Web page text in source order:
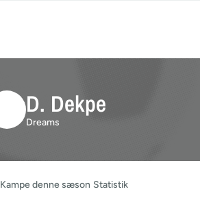
D. Dekpe
Dreams
Kampe denne sæson Statistik